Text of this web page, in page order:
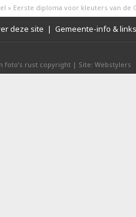
» Eerste diploma voor kleuters van de
deze site | Gemeente-info & links
foto’s rust copyright | Site: Webstylers